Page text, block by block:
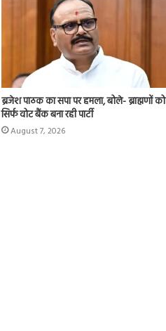
ब्रजेश पाठक का सपा पर हमला, बोले- ब्राह्मणों को
सिर्फ वोट बैंक बना रही पार्टी
August 7, 2026